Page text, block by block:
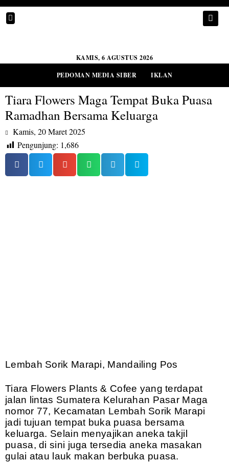
KAMIS, 6 AGUSTUS 2026
PEDOMAN MEDIA SIBER
IKLAN
Tiara Flowers Maga Tempat Buka Puasa
Ramadhan Bersama Keluarga
Kamis, 20 Maret 2025
Pengunjung: 1,686
Lembah Sorik Marapi, Mandailing Pos
Tiara Flowers Plants & Cofee yang terdapat
jalan lintas Sumatera Kelurahan Pasar Maga
nomor 77, Kecamatan Lembah Sorik Marapi
jadi tujuan tempat buka puasa bersama
keluarga. Selain menyajikan aneka takjil
puasa, di sini juga tersedia aneka masakan
gulai atau lauk makan berbuka puasa.